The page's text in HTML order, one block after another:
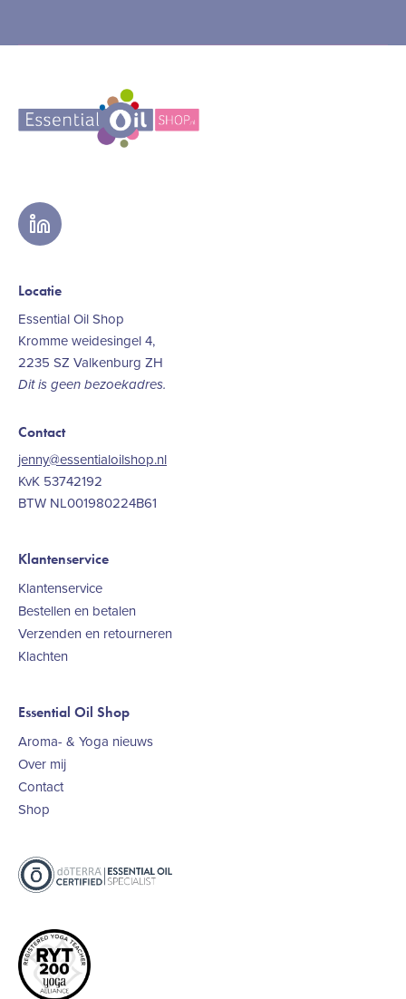
linkedin
Locatie
Essential Oil Shop
Kromme weidesingel 4,
2235 SZ Valkenburg ZH
Dit is geen bezoekadres.
Contact
jenny@essentialoilshop.nl
KvK 53742192
BTW NL001980224B61
Klantenservice
Klantenservice
Bestellen en betalen
Verzenden en retourneren
Klachten
Essential Oil Shop
Aroma- & Yoga nieuws
Over mij
Contact
Shop